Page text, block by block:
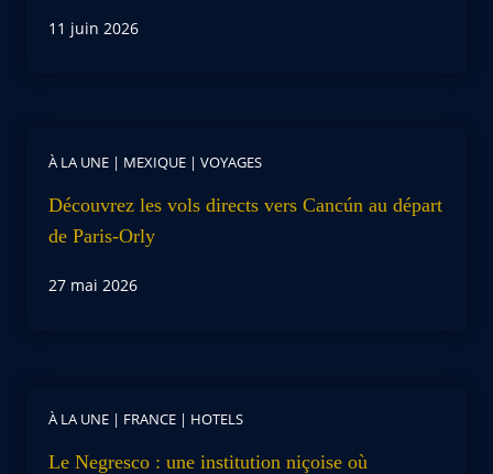
11 juin 2026
À LA UNE | MEXIQUE | VOYAGES
Découvrez les vols directs vers Cancún au départ
de Paris-Orly
27 mai 2026
À LA UNE | FRANCE | HOTELS
Le Negresco : une institution niçoise où